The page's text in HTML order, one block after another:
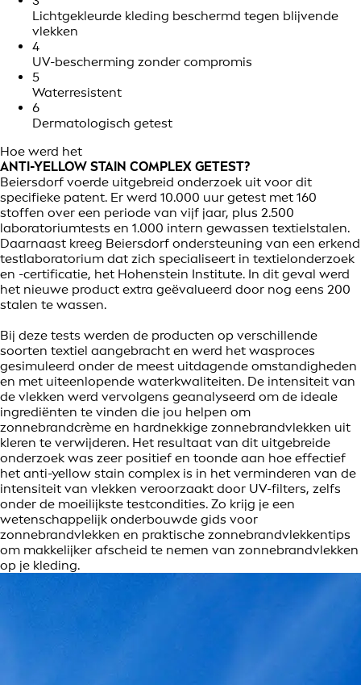
Lichtgekleurde kleding beschermd tegen blijvende
vlekken
4
UV-bescherming zonder compromis
5
Waterresistent
6
Dermatologisch getest
Hoe werd het
ANTI-YELLOW STAIN COMPLEX GETEST?
Beiersdorf voerde uitgebreid onderzoek uit voor dit
specifieke patent. Er werd 10.000 uur getest met 160
stoffen over een periode van vijf jaar, plus 2.500
laboratoriumtests en 1.000 intern gewassen textielstalen.
Daarnaast kreeg Beiersdorf ondersteuning van een erkend
testlaboratorium dat zich specialiseert in textielonderzoek
en -certificatie, het Hohenstein Institute. In dit geval werd
het nieuwe product extra geëvalueerd door nog eens 200
stalen te wassen.
Bij deze tests werden de producten op verschillende
soorten textiel aangebracht en werd het wasproces
gesimuleerd onder de meest uitdagende omstandigheden
en met uiteenlopende waterkwaliteiten. De intensiteit van
de vlekken werd vervolgens geanalyseerd om de ideale
ingrediënten te vinden die jou helpen om
zonnebrandcrème en hardnekkige zonnebrandvlekken uit
kleren te verwijderen. Het resultaat van dit uitgebreide
onderzoek was zeer positief en toonde aan hoe effectief
het anti-yellow stain complex is in het verminderen van de
intensiteit van vlekken veroorzaakt door UV-filters, zelfs
onder de moeilijkste testcondities. Zo krijg je een
wetenschappelijk onderbouwde gids voor
zonnebrandvlekken en praktische zonnebrandvlekkentips
om makkelijker afscheid te nemen van zonnebrandvlekken
op je kleding.